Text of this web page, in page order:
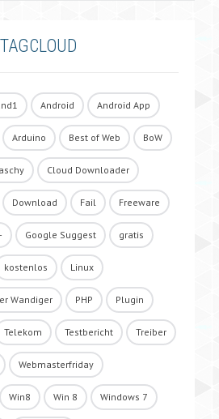
TAGCLOUD
Android Android App
Arduino Best of Web BoW
Cloud Downloader
Download Fail Freeware
Google Suggest gratis
kostenlos Linux
Wandiger PHP Plugin
Telekom Testbericht Treiber
Webmasterfriday
Win8 Win 8 Windows 7